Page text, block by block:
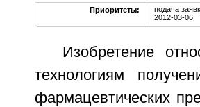
Приоритеты:
подача
2012-03-06
Изобретение
технологиям
фармацевтических